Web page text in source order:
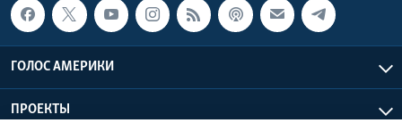
ГОЛОС АМЕРИКИ
ПРОЕКТЫ